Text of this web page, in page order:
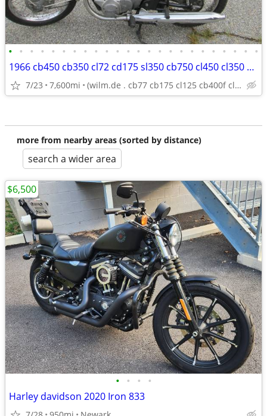
• • • • • • • • • • • • • • • • • • • • • • • •
1966 cb450 cb350 cl72 cd175 sl350 cb750 cl450 cl350 cl77 xs650 cb550 -
7/23 7,600mi (wilm.de . cb77 cb175 cl125 cb400f cl175 cb160 cl160 cb125
more from nearby areas (sorted by distance)
search a wider area
• • • •
Harley davidson 2020 Iron 833
$6,500